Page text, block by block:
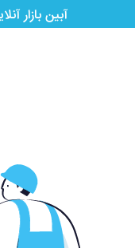
آبین بازار